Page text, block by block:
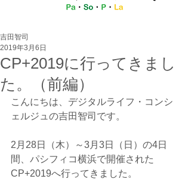
CP+2019に行ってきまし
た。（前編）
吉田智司
2019年3月6日
こんにちは、デジタルライフ・コンシ
ェルジュの吉田智司です。
2月28日（木）～3月3日（日）の4日
間、パシフィコ横浜で開催された
CP+2019へ行ってきました。